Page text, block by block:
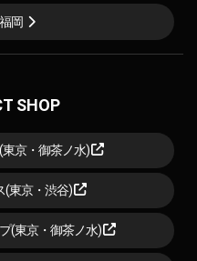
岡
SHOP
東京・御茶ノ水)
(東京・渋谷)
(東京・御茶ノ水)